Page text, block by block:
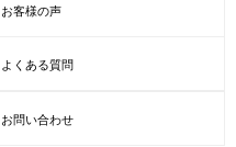
お客様の声
よくある質問
お問い合わせ